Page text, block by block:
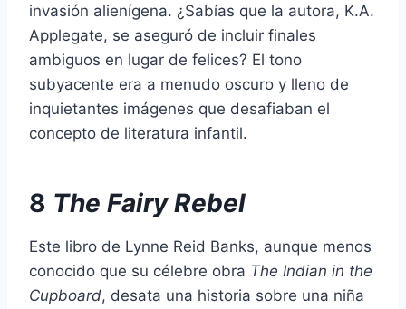
invasión alienígena. ¿Sabías que la autora, K.A.
Applegate, se aseguró de incluir finales
ambiguos en lugar de felices? El tono
subyacente era a menudo oscuro y lleno de
inquietantes imágenes que desafiaban el
concepto de literatura infantil.
8 The Fairy Rebel
Este libro de Lynne Reid Banks, aunque menos
conocido que su célebre obra The Indian in the
Cupboard, desata una historia sobre una niña